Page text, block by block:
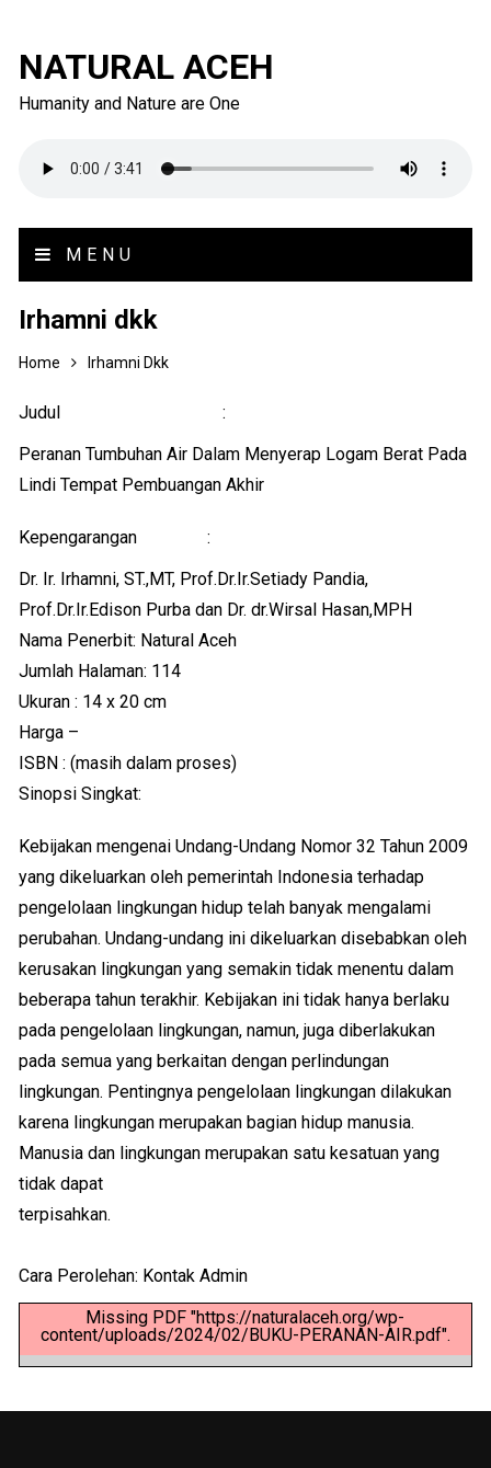
NATURAL ACEH
Humanity and Nature are One
MENU
Irhamni dkk
Home Irhamni Dkk
Judul :
Peranan Tumbuhan Air Dalam Menyerap Logam Berat Pada
Lindi Tempat Pembuangan Akhir
Kepengarangan :
Dr. Ir. Irhamni, ST.,MT, Prof.Dr.Ir.Setiady Pandia,
Prof.Dr.Ir.Edison Purba dan Dr. dr.Wirsal Hasan,MPH
Nama Penerbit: Natural Aceh
Jumlah Halaman: 114
Ukuran : 14 x 20 cm
Harga –
ISBN : (masih dalam proses)
Sinopsi Singkat:
Kebijakan mengenai Undang-Undang Nomor 32 Tahun 2009
yang dikeluarkan oleh pemerintah Indonesia terhadap
pengelolaan lingkungan hidup telah banyak mengalami
perubahan. Undang-undang ini dikeluarkan disebabkan oleh
kerusakan lingkungan yang semakin tidak menentu dalam
beberapa tahun terakhir. Kebijakan ini tidak hanya berlaku
pada pengelolaan lingkungan, namun, juga diberlakukan
pada semua yang berkaitan dengan perlindungan
lingkungan. Pentingnya pengelolaan lingkungan dilakukan
karena lingkungan merupakan bagian hidup manusia.
Manusia dan lingkungan merupakan satu kesatuan yang
tidak dapat
terpisahkan.
Cara Perolehan: Kontak Admin
Missing PDF "https://naturalaceh.org/wp-
content/uploads/2024/02/BUKU-PERANAN-AIR.pdf".